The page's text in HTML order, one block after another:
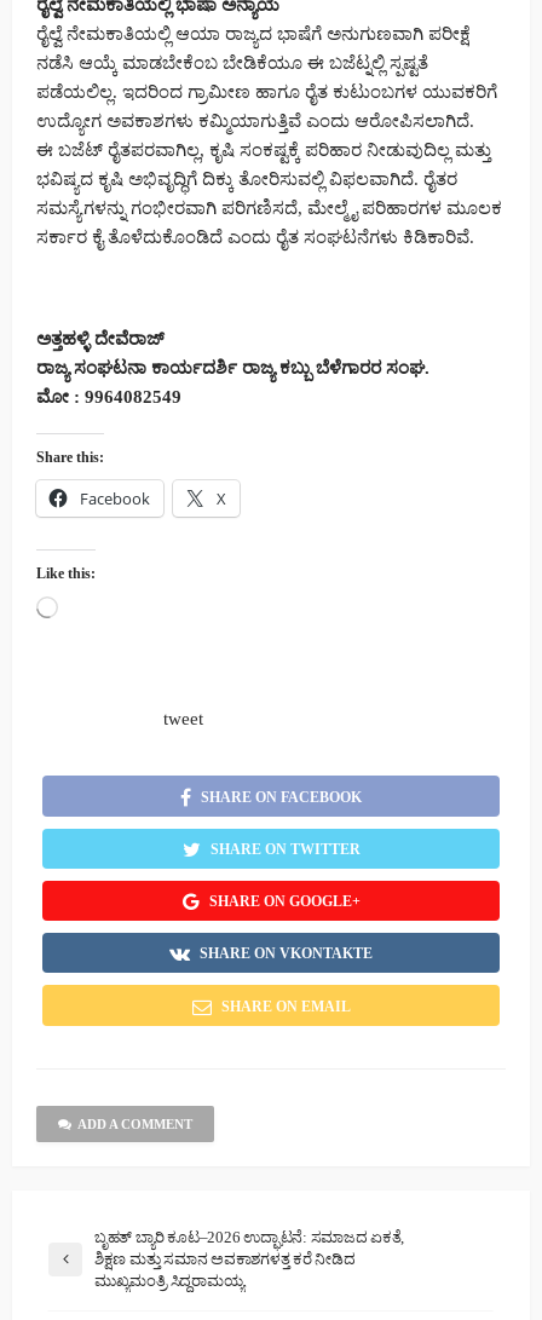
ರೈಲ್ವೆ ನೇಮಕಾತಿಯಲ್ಲಿ ಭಾಷಾ ಅನ್ಯಾಯ
ರೈಲ್ವೆ ನೇಮಕಾತಿಯಲ್ಲಿ ಆಯಾ ರಾಜ್ಯದ ಭಾಷೆಗೆ ಅನುಗುಣವಾಗಿ ಪರೀಕ್ಷೆ
ನಡೆಸಿ ಆಯ್ಕೆ ಮಾಡಬೇಕೆಂಬ ಬೇಡಿಕೆಯೂ ಈ ಬಜೆಟ್ನಲ್ಲಿ ಸ್ಪಷ್ಟತೆ
ಪಡೆಯಲಿಲ್ಲ. ಇದರಿಂದ ಗ್ರಾಮೀಣ ಹಾಗೂ ರೈತ ಕುಟುಂಬಗಳ ಯುವಕರಿಗೆ
ಉದ್ಯೋಗ ಅವಕಾಶಗಳು ಕಮ್ಮಿಯಾಗುತ್ತಿವೆ ಎಂದು ಆರೋಪಿಸಲಾಗಿದೆ.
ಈ ಬಜೆಟ್ ರೈತಪರವಾಗಿಲ್ಲ, ಕೃಷಿ ಸಂಕಷ್ಟಕ್ಕೆ ಪರಿಹಾರ ನೀಡುವುದಿಲ್ಲ ಮತ್ತು
ಭವಿಷ್ಯದ ಕೃಷಿ ಅಭಿವೃದ್ಧಿಗೆ ದಿಕ್ಕು ತೋರಿಸುವಲ್ಲಿ ವಿಫಲವಾಗಿದೆ. ರೈತರ
ಸಮಸ್ಯೆಗಳನ್ನು ಗಂಭೀರವಾಗಿ ಪರಿಗಣಿಸದೆ, ಮೇಲ್ಮೈ ಪರಿಹಾರಗಳ ಮೂಲಕ
ಸರ್ಕಾರ ಕೈ ತೊಳೆದುಕೊಂಡಿದೆ ಎಂದು ರೈತ ಸಂಘಟನೆಗಳು ಕಿಡಿಕಾರಿವೆ.
ಅತ್ತಹಳ್ಳಿ ದೇವೆರಾಜ್
ರಾಜ್ಯ ಸಂಘಟನಾ ಕಾರ್ಯದರ್ಶಿ ರಾಜ್ಯ ಕಬ್ಬು ಬೆಳೆಗಾರರ ಸಂಘ.
ಮೋ : 9964082549
Share this:
Facebook X
Like this:
Loading…
tweet
SHARE ON FACEBOOK
SHARE ON TWITTER
SHARE ON GOOGLE+
SHARE ON VKONTAKTE
SHARE ON EMAIL
ADD A COMMENT
ಬೃಹತ್ ಬ್ಯಾರಿ ಕೂಟ–2026 ಉದ್ಘಾಟನೆ: ಸಮಾಜದ ಏಕತೆ,
ಶಿಕ್ಷಣ ಮತ್ತು ಸಮಾನ ಅವಕಾಶಗಳತ್ತ ಕರೆ ನೀಡಿದ
ಮುಖ್ಯಮಂತ್ರಿ ಸಿದ್ದರಾಮಯ್ಯ